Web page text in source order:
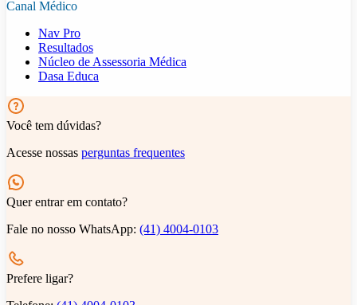
Canal Médico
Nav Pro
Resultados
Núcleo de Assessoria Médica
Dasa Educa
Você tem dúvidas?
Acesse nossas perguntas frequentes
Quer entrar em contato?
Fale no nosso WhatsApp: (41) 4004-0103
Prefere ligar?